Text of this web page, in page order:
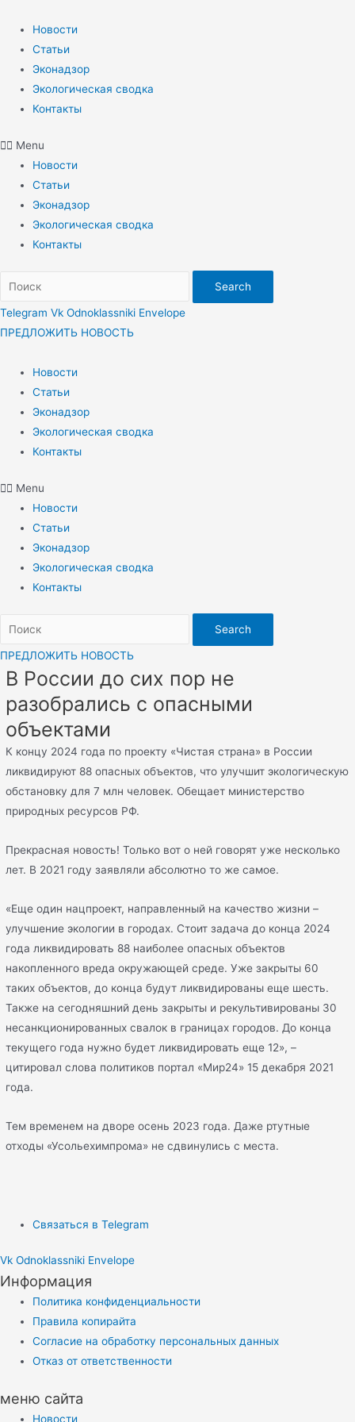
содержимому
Новости
Статьи
Эконадзор
Экологическая сводка
Контакты
Menu
Новости
Статьи
Эконадзор
Экологическая сводка
Контакты
Search
Telegram Vk Odnoklassniki Envelope
ПРЕДЛОЖИТЬ НОВОСТЬ
Новости
Статьи
Эконадзор
Экологическая сводка
Контакты
Menu
Новости
Статьи
Эконадзор
Экологическая сводка
Контакты
Search
ПРЕДЛОЖИТЬ НОВОСТЬ
В России до сих пор не
разобрались с опасными
объектами
К концу 2024 года по проекту «Чистая страна» в России
ликвидируют 88 опасных объектов, что улучшит экологическую
обстановку для 7 млн человек. Обещает министерство
природных ресурсов РФ.
Прекрасная новость! Только вот о ней говорят уже несколько
лет. В 2021 году заявляли абсолютно то же самое.
«Еще один нацпроект, направленный на качество жизни –
улучшение экологии в городах. Стоит задача до конца 2024
года ликвидировать 88 наиболее опасных объектов
накопленного вреда окружающей среде. Уже закрыты 60
таких объектов, до конца будут ликвидированы еще шесть.
Также на сегодняшний день закрыты и рекультивированы 30
несанкционированных свалок в границах городов. До конца
текущего года нужно будет ликвидировать еще 12», –
цитировал слова политиков портал «Мир24» 15 декабря 2021
года.
Тем временем на дворе осень 2023 года. Даже ртутные
отходы «Усольехимпрома» не сдвинулись с места.
Связаться в Telegram
Vk Odnoklassniki Envelope
Информация
Политика конфиденциальности
Правила копирайта
Согласие на обработку персональных данных
Отказ от ответственности
меню сайта
Новости